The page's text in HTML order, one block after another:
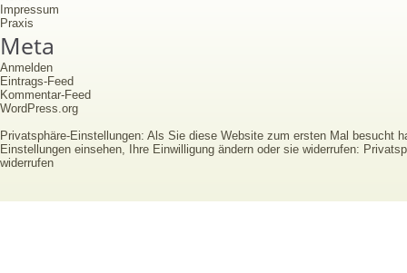
Impressum
Praxis
Meta
Anmelden
Eintrags-Feed
Kommentar-Feed
WordPress.org
Privatsphäre-Einstellungen: Als Sie diese Website zum ersten Mal besucht
Einstellungen einsehen, Ihre Einwilligung ändern oder sie widerrufen:
widerrufen